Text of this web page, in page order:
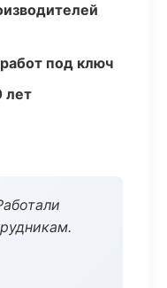
под ключ
лет